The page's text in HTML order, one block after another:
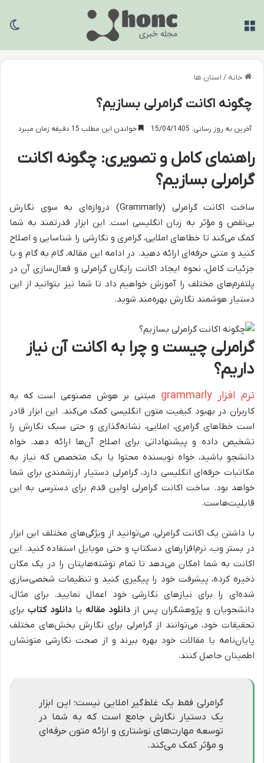
خانه / استان ها
چگونه اکانت گرامرلی بسازیم؟
آخرین به روز رسانی: 15/04/1405 خواندن این مطلب 15 دقیقه زمان میبرد
راهنمای کامل و تصویری: چگونه اکانت
گرامرلی بسازیم؟
ساخت اکانت گرامرلی (Grammarly) دروازه‌ای به سوی نگارش
بی‌نقص و مؤثر به زبان انگلیسی است. این ابزار قدرتمند به شما
کمک می‌کند تا خطاهای املایی، گرامری و نگارشی را شناسایی و اصلاح
کنید و متنی حرفه‌ای ارائه دهید. در ادامه این مقاله، گام به گام و با
جزئیات کامل، نحوه ایجاد اکانت رایگان گرامرلی و فعال‌سازی آن در
پلتفرم‌های مختلف را آموزش خواهیم داد تا شما نیز بتوانید از این
دستیار هوشمند نگارش بهره‌مند شوید.
گرامرلی چیست و چرا به اکانت آن نیاز
داریم؟
نرم افزار grammarly
مبتنی بر هوش مصنوعی است که به
کاربران در بهبود کیفیت متون انگلیسی کمک می‌کند. این ابزار قادر
است خطاهای گرامری، املایی، نشانه‌گذاری و حتی سبک نگارش را
تشخیص داده و پیشنهاداتی برای اصلاح آن‌ها ارائه دهد. خواه
دانشجو باشید، خواه نویسنده محتوا یا یک متخصص که نیاز به
مکاتبات حرفه‌ای انگلیسی دارد، گرامرلی دستیار ارزشمندی برای شما
خواهد بود. ساخت اکانت گرامرلی اولین قدم برای دسترسی به این
قابلیت‌هاست.
با داشتن یک اکانت گرامرلی، می‌توانید از ویژگی‌های مختلف این ابزار
در بستر وب، نرم‌افزارهای دسکتاپ و حتی موبایل استفاده کنید. این
اکانت به شما امکان می‌دهد تا تمام نوشته‌هایتان را در یک مکان
ذخیره کرده، پیشرفت خود را پیگیری کنید و تنظیمات شخصی‌سازی
شده‌ای را برای نیازهای نگارشی خود اعمال نمایید. برای مثال،
دانشجویان و پژوهشگران پس ازدانلود مقاله یادانلود کتاب برای
تحقیقات خود، می‌توانند از گرامرلی برای نگارش بخش‌های مختلف
پایان‌نامه یا مقالات خود بهره ببرند و از صحت نگارشی متونشان
اطمینان حاصل کنند.
گرامرلی فقط یک غلط‌گیر املایی نیست؛ این ابزار
یک دستیار نگارش جامع است که به شما در
توسعه مهارت‌های نوشتاری و ارائه متون حرفه‌ای
و مؤثر کمک می‌کند.